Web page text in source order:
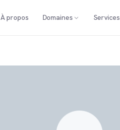
À propos Domaines Services